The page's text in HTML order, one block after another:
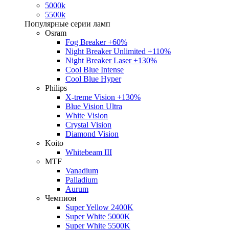
5000k
5500k
Популярные серии ламп
Osram
Fog Breaker +60%
Night Breaker Unlimited +110%
Night Breaker Laser +130%
Cool Blue Intense
Cool Blue Hyper
Philips
X-treme Vision +130%
Blue Vision Ultra
White Vision
Crystal Vision
Diamond Vision
Koito
Whitebeam III
MTF
Vanadium
Palladium
Aurum
Чемпион
Super Yellow 2400K
Super White 5000K
Super White 5500K